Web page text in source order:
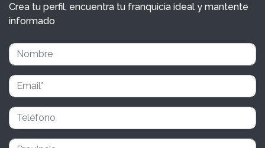
Crea tu perfil, encuentra tu franquicia ideal y mantente
informado